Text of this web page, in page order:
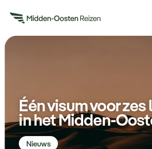
Type Reizen
Inspiratie
Één visum voor
in het Midden-
Nieuws